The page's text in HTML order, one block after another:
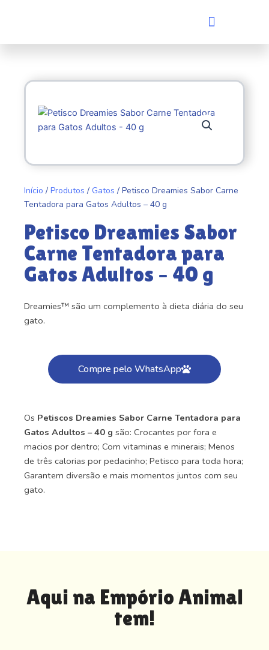
Menu
Início / Produtos / Gatos / Petisco Dreamies Sabor Carne
Tentadora para Gatos Adultos – 40 g
Petisco Dreamies Sabor
Carne Tentadora para
Gatos Adultos – 40 g
Dreamies™ são um complemento à dieta diária do seu
gato.
Compre pelo WhatsApp
Os Petiscos Dreamies Sabor Carne Tentadora para
Gatos Adultos – 40 g são: Crocantes por fora e
macios por dentro; Com vitaminas e minerais; Menos
de três calorias por pedacinho; Petisco para toda hora;
Garantem diversão e mais momentos juntos com seu
gato.
Aqui na Empório Animal
tem!